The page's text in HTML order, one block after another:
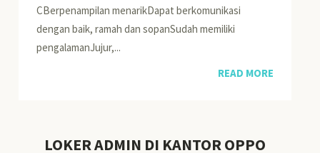
CBerpenampilan menarikDapat berkomunikasi
dengan baik, ramah dan sopanSudah memiliki
pengalamanJujur,...
READ MORE
LOKER ADMIN DI KANTOR OPPO